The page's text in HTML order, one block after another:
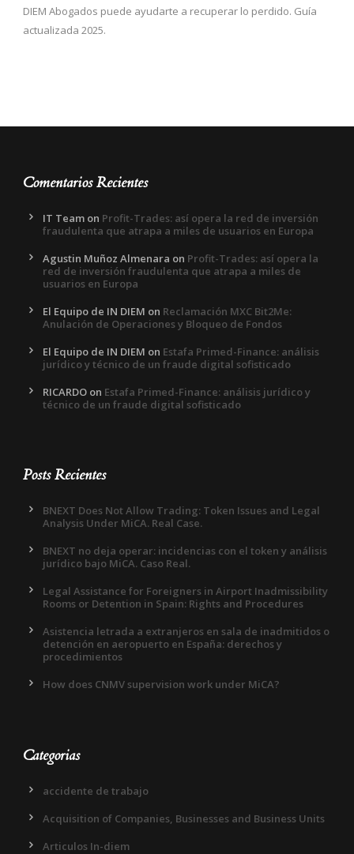
DIEM Abogados puede ayudarte a recuperar lo perdido. Guía
actualizada 2025.
Comentarios Recientes
IT Team on Profit-Trades: así opera la red de inversión
fraudulenta que atrapa a miles de usuarios en Europa
Agustin Muñoz Almenara on Profit-Trades: así opera la
red de inversión fraudulenta que atrapa a miles de
usuarios en Europa
El Equipo de IN DIEM on Reclamación MXC Bit2Me:
Anulación de Operaciones y Bloqueo de Fondos
El Equipo de IN DIEM on Estafa Primed-Finance: análisis
jurídico y técnico de un fraude digital sofisticado
RICARDO on Estafa Primed-Finance: análisis jurídico y
técnico de un fraude digital sofisticado
Posts Recientes
BNEXT Does Not Allow Trading: Token Issues and Legal
Analysis Under MiCA. Real Case.
BNEXT no deja operar: incidencias con el token y análisis
jurídico bajo MiCA. Caso Real.
Legal Assistance for Foreigners in Airport Inadmissibility
Rooms or Detention in Spain: Rights and Procedures
Asistencia letrada a extranjeros en sala de inadmitidos o
detención en aeropuerto en España: derechos y
procedimientos
How does CNMV supervision work under MiCA?
Categorias
accidente de trabajo
Acquisition of Companies, Businesses and Business Units
Articulos In-diem